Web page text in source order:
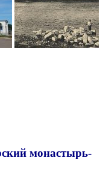
монастырь-